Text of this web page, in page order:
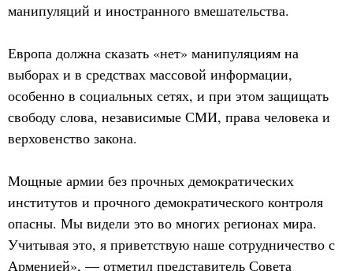
манипуляций и иностранного вмешательства.
Европа должна сказать «нет» манипуляциям на
выборах и в средствах массовой информации,
особенно в социальных сетях, и при этом защищать
свободу слова, независимые СМИ, права человека и
верховенство закона.
Мощные армии без прочных демократических
институтов и прочного демократического контроля
опасны. Мы видели это во многих регионах мира.
Учитывая это, я приветствую наше сотрудничество с
Арменией», — отметил представитель Совета